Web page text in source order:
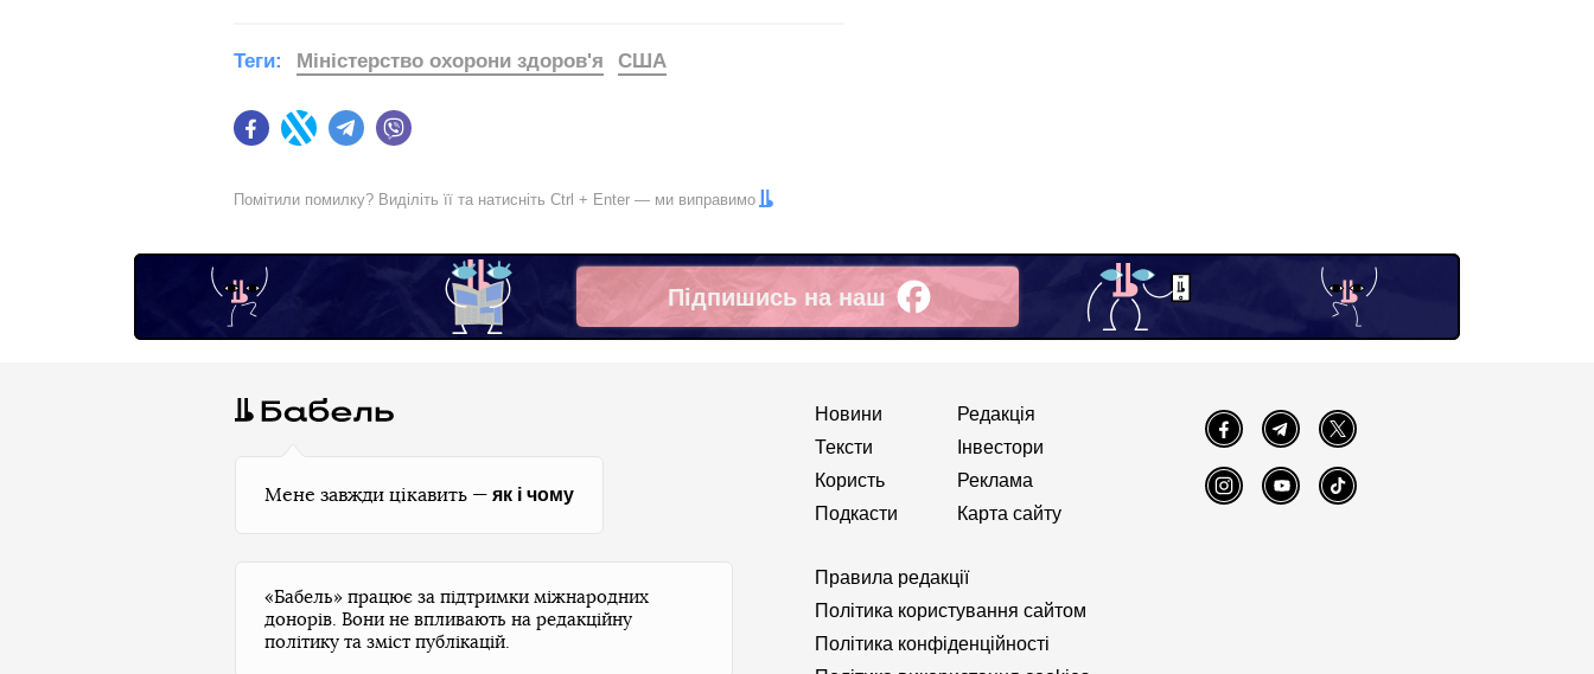
FacebookTwitter Telegram
Теги: Міністерство охорони здоров'я США
Помітили помилку? Виділіть її та натисніть Ctrl + Enter — ми виправимо
Підпишись на наш
Facebook
Мене завжди цікавить — як і чому
Новини
Тексти
Користь
Подкасти
Редакція
Інвестори
Реклама
Карта сайту
FacebookTelegram Twitter
InstagramYouTube TikTok
Правила редакції
Політика користування сайтом
Політика конфіденційності
«Бабель» працює за підтримки міжнародних
донорів. Вони не впливають на редакційну
політику та зміст публікацій.